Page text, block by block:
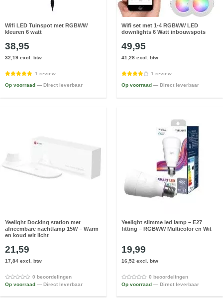
Wifi LED Tuinspot met RGBWW
kleuren 6 watt
38,95
32,19 excl. btw
1 review
Op voorraad — Direct leverbaar
Wifi set met 1-4 RGBWW LED
downlights 6 Watt inbouwspots
49,95
41,28 excl. btw
1 review
Op voorraad — Direct leverbaar
Yeelight Docking station met
afneembare nachtlamp 15W – Warm
en koud wit licht
21,59
17,84 excl. btw
0 beoordelingen
Op voorraad — Direct leverbaar
Yeelight slimme led lamp – E27
fitting – RGBWW Multicolor en Wit
19,99
16,52 excl. btw
0 beoordelingen
Op voorraad — Direct leverbaar